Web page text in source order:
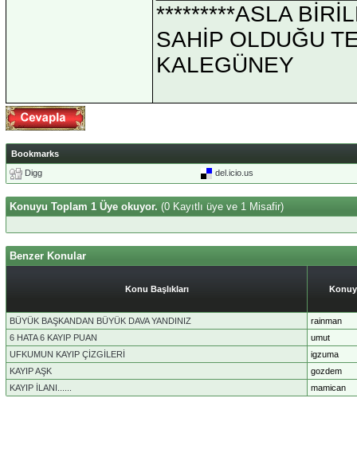
*********ASLA
SAHİP OLDUĞU
KALEGÜNEY
Bookmarks
Digg
del.icio.us
Konuyu Toplam 1 Üye okuyor. (0 Kayıtlı üye ve 1 Misafir)
Benzer Konular
Konu Başlıkları
BÜYÜK BAŞKANDAN BÜYÜK DAVA YANDINIZ
rainman
6 HATA 6 KAYIP PUAN
umut
UFKUMUN KAYIP ÇİZGİLERİ
igzuma
KAYIP AŞK
gozdem
KAYIP İLANI......
mamican